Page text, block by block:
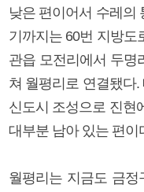
낮은 편이어서 수레의
기까지는 60번 지방도
관읍 모전리에서 두명
쳐 월평리로 연결됐다
신도시 조성으로 진현
대부분 남아 있는 편이
월평리는 지금도 금